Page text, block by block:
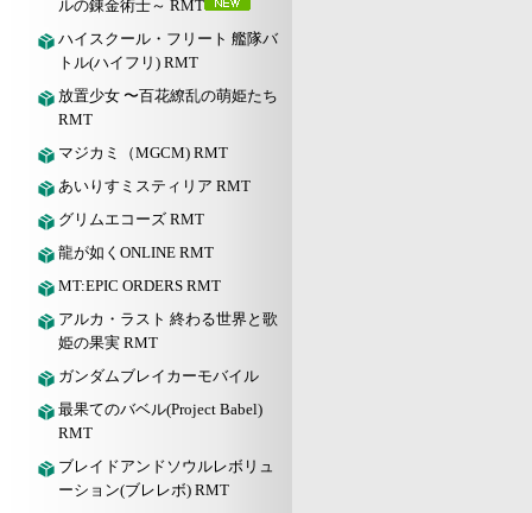
ルの錬金術士～ RMT
ハイスクール・フリート 艦隊バ
トル(ハイフリ) RMT
放置少女 〜百花繚乱の萌姫たち
RMT
マジカミ（MGCM) RMT
あいりすミスティリア RMT
グリムエコーズ RMT
龍が如くONLINE RMT
MT:EPIC ORDERS RMT
アルカ・ラスト 終わる世界と歌
姫の果実 RMT
ガンダムブレイカーモバイル
最果てのバベル(Project Babel)
RMT
ブレイドアンドソウルレボリュ
ーション(ブレレボ) RMT